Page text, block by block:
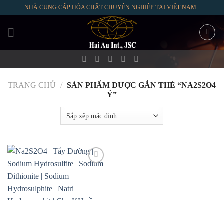
content
NHÀ CUNG CẤP HÓA CHẤT CHUYÊN NGHIỆP TẠI VIỆT NAM
TRANG CHỦ / SẢN PHẨM ĐƯỢC GẮN THẺ “NA2S2O4
Ý”